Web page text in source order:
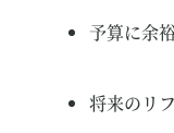
予算に余
将来のリ